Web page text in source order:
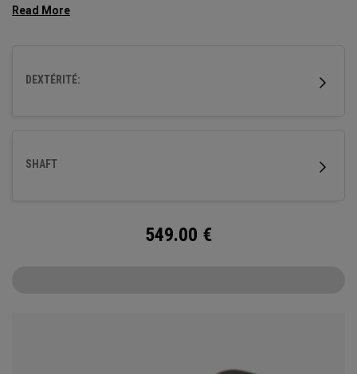
balle plus constantes même sur les coups décentrés, pour
DEXTÉRITÉ:
SHAFT
549.00 €